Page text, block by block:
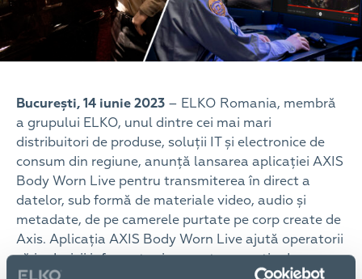
București, 14 iunie 2023 – ELKO Romania, membră
a grupului ELKO, unul dintre cei mai mari
distribuitori de produse, soluții IT și electronice de
consum din regiune, anunță lansarea aplicației AXIS
Body Worn Live pentru transmiterea în direct a
datelor, sub formă de materiale video, audio și
metadate, de pe camerele purtate pe corp create de
Axis. Aplicația AXIS Body Worn Live ajută operatorii
să ia decizii informate și sporește senzația de